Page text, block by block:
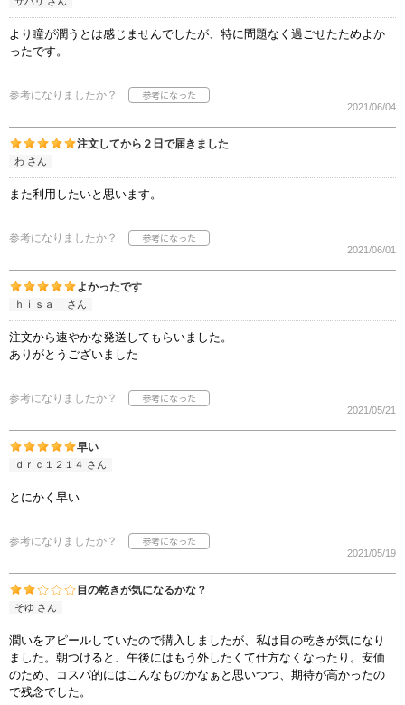
より瞳が潤うとは感じませんでしたが、特に問題なく過ごせたためよか
ったです。
参考になりましたか？
2021/06/04
注文してから２日で届きました
わ さん
また利用したいと思います。
参考になりましたか？
2021/06/01
よかったです
ｈｉｓａ さん
注文から速やかな発送してもらいました。
ありがとうございました
参考になりましたか？
2021/05/21
早い
ｄｒｃ１２１４ さん
とにかく早い
参考になりましたか？
2021/05/19
目の乾きが気になるかな？
そゆ さん
潤いをアピールしていたので購入しましたが、私は目の乾きが気になり
ました。朝つけると、午後にはもう外したくて仕方なくなったり。安価
のため、コスパ的にはこんなものかなぁと思いつつ、期待が高かったの
で残念でした。